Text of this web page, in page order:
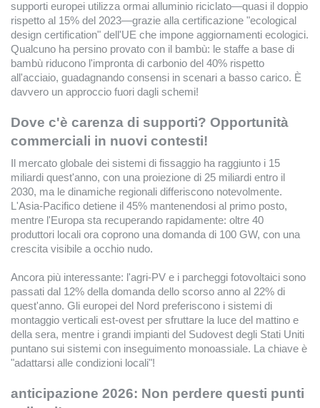
supporti europei utilizza ormai alluminio riciclato—quasi il doppio
rispetto al 15% del 2023—grazie alla certificazione "ecological
design certification" dell'UE che impone aggiornamenti ecologici.
Qualcuno ha persino provato con il bambù: le staffe a base di
bambù riducono l'impronta di carbonio del 40% rispetto
all'acciaio, guadagnando consensi in scenari a basso carico. È
davvero un approccio fuori dagli schemi!
Dove c'è carenza di supporti? Opportunità
commerciali in nuovi contesti!
Il mercato globale dei sistemi di fissaggio ha raggiunto i 15
miliardi quest'anno, con una proiezione di 25 miliardi entro il
2030, ma le dinamiche regionali differiscono notevolmente.
L'Asia-Pacifico detiene il 45% mantenendosi al primo posto,
mentre l'Europa sta recuperando rapidamente: oltre 40
produttori locali ora coprono una domanda di 100 GW, con una
crescita visibile a occhio nudo.
Ancora più interessante: l'agri-PV e i parcheggi fotovoltaici sono
passati dal 12% della domanda dello scorso anno al 22% di
quest'anno. Gli europei del Nord preferiscono i sistemi di
montaggio verticali est-ovest per sfruttare la luce del mattino e
della sera, mentre i grandi impianti del Sudovest degli Stati Uniti
puntano sui sistemi con inseguimento monoassiale. La chiave è
"adattarsi alle condizioni locali"!
anticipazione 2026: Non perdere questi punti